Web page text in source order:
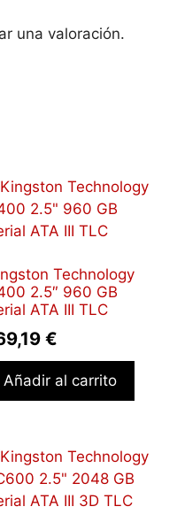
una valoración.
Technology
2.5″ 960 GB
ATA III TLC
€
Añadir al carrito